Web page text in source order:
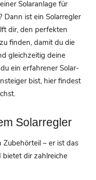
Solaranlage für
Dann ist ein Solarregler
dir, den perfekten
finden, damit du die
gleichzeitig deine
ein erfahrener Solar-
bist, hier findest
Solarregler
Zubehörteil – er ist das
bietet dir zahlreiche